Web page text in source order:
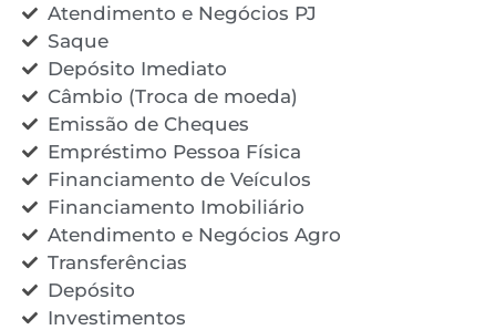
Atendimento e Negócios PJ
Saque
Depósito Imediato
Câmbio (Troca de moeda)
Emissão de Cheques
Empréstimo Pessoa Física
Financiamento de Veículos
Financiamento Imobiliário
Atendimento e Negócios Agro
Transferências
Depósito
Investimentos